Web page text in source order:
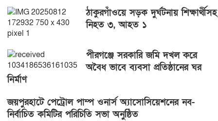
ঠাকুরগাঁওয়ে সড়ক দুর্ঘটনায় শিক্ষার্থীসহ
নিহত ৩, আহত ১
পীরগঞ্জে সরকারি জমি দখল করে
অবৈধ ভাবে ব্যবসা প্রতিষ্ঠানের ঘর
নির্মাণ
জয়পুরহাটে পেট্রোল পাম্প ওনার্স অ্যাসোসিয়েশনের নব-
নির্বাচিত কমিটির পরিচিতি সভা অনুষ্ঠিত